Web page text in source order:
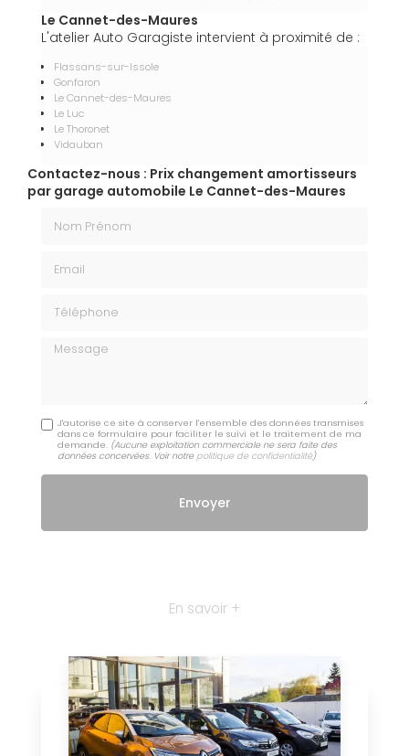
Le Cannet-des-Maures
L'atelier Auto Garagiste intervient à proximité de :
Flassans-sur-Issole
Gonfaron
Le Cannet-des-Maures
Le Luc
Le Thoronet
Vidauban
Contactez-nous : Prix changement amortisseurs
par garage automobile Le Cannet-des-Maures
Message
J'autorise ce site à conserver l'ensemble des données transmises
dans ce formulaire pour faciliter le suivi et le traitement de ma
demande. (Aucune exploitation commerciale ne sera faite des
données concervées. Voir notre politique de confidentialité)
En savoir +